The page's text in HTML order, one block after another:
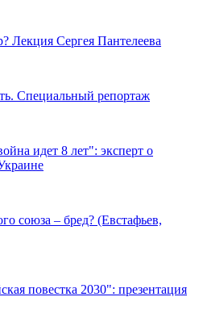
Лекция Сергея Пантелеева
Специальный репортаж
идет 8 лет": эксперт о
союза – бред? (Евстафьев,
повестка 2030": презентация